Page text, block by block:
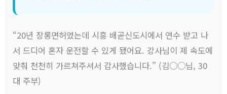
“20년 장롱면허였는데 시흥 배곧신도시에서 연수 받고 나
서 드디어 혼자 운전할 수 있게 됐어요. 강사님이 제 속도에
맞춰 천천히 가르쳐주셔서 감사했습니다.” (김○○님, 30
대 주부)